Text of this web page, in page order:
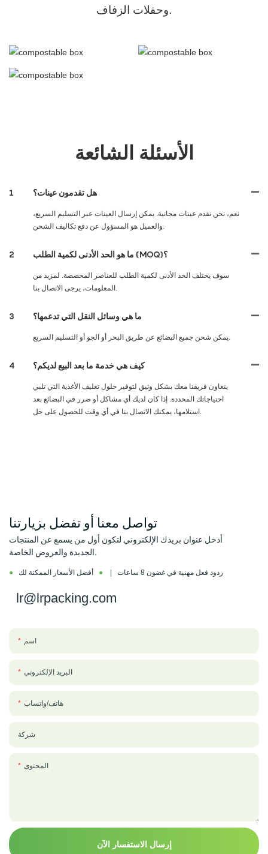
وحفلات الزفاف.
الأسئلة الشائعة
1 هل تقدمون عينات؟
نعم، نحن نقدم عينات مجانية. يمكن إرسال العينات عبر التسليم السريع،
والعميل هو المسؤول عن دفع تكاليف الشحن.
2 ما هو الحد الأدنى لكمية الطلب (MOQ)؟
سوف يختلف الحد الأدنى لكمية الطلب للعناصر المخصصة. لمزيد من
المعلومات، يرجى الاتصال بنا.
3 ما هي وسائل النقل التي تدعمها؟
يمكن شحن جميع البضائع عن طريق البحر أو الجو أو التسليم السريع.
4 كيف هي خدمة ما بعد البيع لديكم؟
يتعاون فريقنا معك بشكل وثيق لتوفير حلول تغليف الأغذية التي تلبي
احتياجاتك المحددة. إذا كان لديك أي مشاكل أو ضرر في البضائع بعد
استلامها، يمكنك الاتصال بنا في أي وقت للحصول على حل.
تواصل معنا أو تفضل بزيارتنا
أدخل عنوان بريدك الإلكتروني لتكون أول من يسمع عن المنتجات
الجديدة والعروض الخاصة.
● ردود فعل مهنية في غضون 8 ساعات | ● أفضل الأسعار الممكنة لك
lr@lrpacking.com
اسم
البريد الإلكتروني
هاتف/واتساب
شركة
المحتوى
إرسال الاستفسار الآن